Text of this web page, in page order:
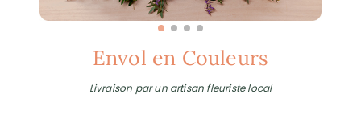
Envol en Couleurs
Livraison par un artisan fleuriste local